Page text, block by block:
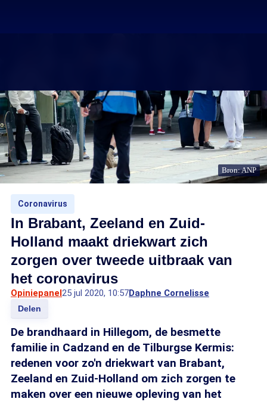
Bron: ANP
Coronavirus
In Brabant, Zeeland en Zuid-
Holland maakt driekwart zich
zorgen over tweede uitbraak van
het coronavirus
Opiniepanel25 jul 2020, 10:57Daphne Cornelisse
Delen
De brandhaard in Hillegom, de besmette
familie in Cadzand en de Tilburgse Kermis:
redenen voor zo'n driekwart van Brabant,
Zeeland en Zuid-Holland om zich zorgen te
maken over een nieuwe opleving van het